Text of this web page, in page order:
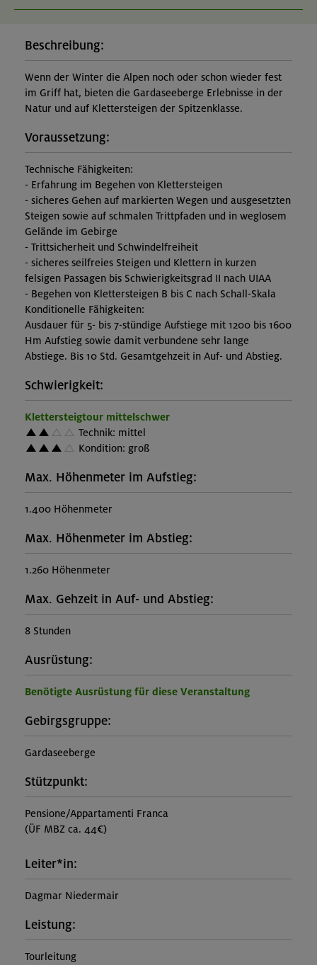
Beschreibung:
Wenn der Winter die Alpen noch oder schon wieder fest
im Griff hat, bieten die Gardaseeberge Erlebnisse in der
Natur und auf Klettersteigen der Spitzenklasse.
Voraussetzung:
Technische Fähigkeiten:
- Erfahrung im Begehen von Klettersteigen
- sicheres Gehen auf markierten Wegen und ausgesetzten
Steigen sowie auf schmalen Trittpfaden und in weglosem
Gelände im Gebirge
- Trittsicherheit und Schwindelfreiheit
- sicheres seilfreies Steigen und Klettern in kurzen
felsigen Passagen bis Schwierigkeitsgrad II nach UIAA
- Begehen von Klettersteigen B bis C nach Schall-Skala
Konditionelle Fähigkeiten:
Ausdauer für 5- bis 7-stündige Aufstiege mit 1200 bis 1600
Hm Aufstieg sowie damit verbundene sehr lange
Abstiege. Bis 10 Std. Gesamtgehzeit in Auf- und Abstieg.
Schwierigkeit:
Klettersteigtour mittelschwer
Technik: mittel
Kondition: groß
Max. Höhenmeter im Aufstieg:
1.400 Höhenmeter
Max. Höhenmeter im Abstieg:
1.260 Höhenmeter
Max. Gehzeit in Auf- und Abstieg:
8 Stunden
Ausrüstung:
Benötigte Ausrüstung für diese Veranstaltung
Gebirgsgruppe:
Gardaseeberge
Stützpunkt:
Pensione/Appartamenti Franca
(ÜF MBZ ca. 44€)
Leiter*in:
Dagmar Niedermair
Leistung:
Tourleitung